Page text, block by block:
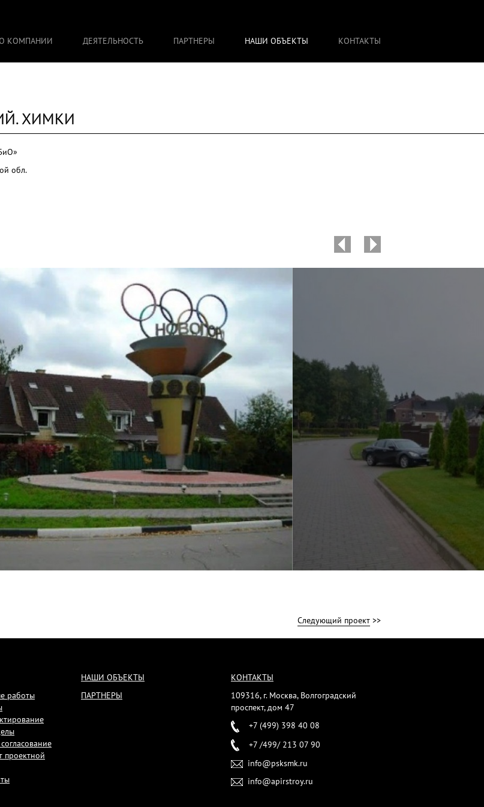
КОМПАНИИ ДЕЯТЕЛЬНОСТЬ ПАРТНЕРЫ НАШИ ОБЪЕКТЫ КОНТАКТЫ
ХИМКИ
обл.
Следующий проект >>
работы
проектной
НАШИ ОБЪЕКТЫ
ПАРТНЕРЫ
КОНТАКТЫ
109316, г. Москва, Волгоградский
проспект, дом 47
+7 (499) 398 40 08
+7 /499/ 213 07 90
info@psksmk.ru
info@apirstroy.ru